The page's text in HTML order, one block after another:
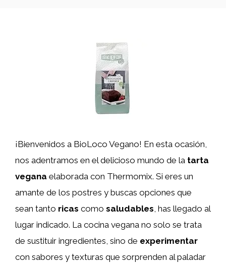
¡Bienvenidos a BioLoco Vegano! En esta ocasión,
nos adentramos en el delicioso mundo de la tarta
vegana elaborada con Thermomix. Si eres un
amante de los postres y buscas opciones que
sean tanto ricas como saludables, has llegado al
lugar indicado. La cocina vegana no solo se trata
de sustituir ingredientes, sino de experimentar
con sabores y texturas que sorprenden al paladar